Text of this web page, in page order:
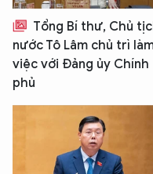
Tổng Bí thư, Chủ
nước Tô Lâm chủ trì
việc với Đảng ủy Chính
phủ